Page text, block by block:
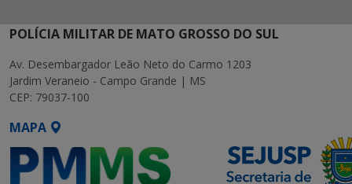
POLÍCIA MILITAR DE MATO GROSSO DO SUL
Av. Desembargador Leão Neto do Carmo 1203
Jardim Veraneio - Campo Grande | MS
CEP: 79037-100
MAPA